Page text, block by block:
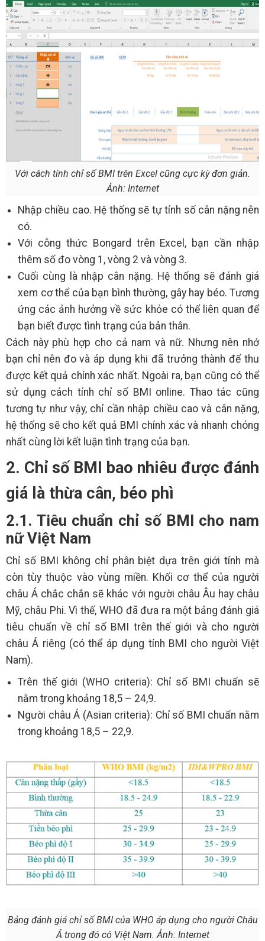
Với cách tính chỉ số BMI trên Excel cũng cực kỳ đơn giản.
Ảnh: Internet
Nhập chiều cao. Hệ thống sẽ tự tính số cân nặng nên
có.
Với công thức Bongard trên Excel, bạn cần nhập
thêm số đo vòng 1, vòng 2 và vòng 3.
Cuối cùng là nhập cân nặng. Hệ thống sẽ đánh giá
xem cơ thể của bạn bình thường, gây hay béo. Tương
ứng các ảnh hưởng về sức khỏe có thể liên quan để
bạn biết được tình trạng của bản thân.
Cách này phù hợp cho cả nam và nữ. Nhưng nên nhớ
bạn chỉ nên đo và áp dụng khi đã trưởng thành để thu
được kết quả chính xác nhất. Ngoài ra, bạn cũng có thể
sử dụng cách tính chỉ số BMI online. Thao tác cũng
tương tự như vậy, chỉ cần nhập chiều cao và cân nặng,
hệ thống sẽ cho kết quả BMI chính xác và nhanh chóng
nhất cùng lời kết luận tình trạng của bạn.
2. Chỉ số BMI bao nhiêu được đánh
giá là thừa cân, béo phì
2.1. Tiêu chuẩn chỉ số BMI cho nam
nữ Việt Nam
Chỉ số BMI không chỉ phân biệt dựa trên giới tính mà
còn tùy thuộc vào vùng miền. Khối cơ thể của người
châu Á chắc chắn sẽ khác với người châu Âu hay châu
Mỹ, châu Phi. Vì thế, WHO đã đưa ra một bảng đánh giá
tiêu chuẩn về chỉ số BMI trên thế giới và cho người
châu Á riêng (có thể áp dụng tính BMI cho người Việt
Nam).
Trên thế giới (WHO criteria): Chỉ số BMI chuẩn sẽ
nằm trong khoảng 18,5 – 24,9.
Người châu Á (Asian criteria): Chỉ số BMI chuẩn nằm
trong khoảng 18,5 – 22,9.
Bảng đánh giá chỉ số BMI của WHO áp dụng cho người Châu
Á trong đó có Việt Nam. Ảnh: Internet